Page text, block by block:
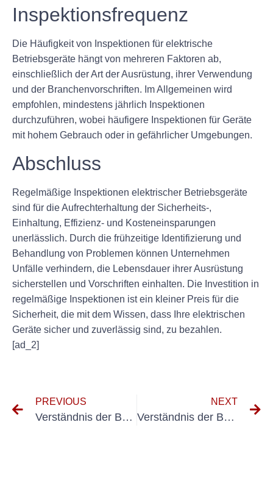
Inspektionsfrequenz
Die Häufigkeit von Inspektionen für elektrische
Betriebsgeräte hängt von mehreren Faktoren ab,
einschließlich der Art der Ausrüstung, ihrer Verwendung
und der Branchenvorschriften. Im Allgemeinen wird
empfohlen, mindestens jährlich Inspektionen
durchzuführen, wobei häufigere Inspektionen für Geräte
mit hohem Gebrauch oder in gefährlicher Umgebungen.
Abschluss
Regelmäßige Inspektionen elektrischer Betriebsgeräte
sind für die Aufrechterhaltung der Sicherheits-,
Einhaltung, Effizienz- und Kosteneinsparungen
unerlässlich. Durch die frühzeitige Identifizierung und
Behandlung von Problemen können Unternehmen
Unfälle verhindern, die Lebensdauer ihrer Ausrüstung
sicherstellen und Vorschriften einhalten. Die Investition in
regelmäßige Inspektionen ist ein kleiner Preis für die
Sicherheit, die mit dem Wissen, dass Ihre elektrischen
Geräte sicher und zuverlässig sind, zu bezahlen.
[ad_2]
PREVIOUS
Verständnis der Bedeutung wiederkehrender Inspektionen elektrischer Systeme nach VDE 0105 Teil 100
NEXT
Verständnis der Bedeutung regelmäßiger elektrischer Inspektionen für die Sicherheit